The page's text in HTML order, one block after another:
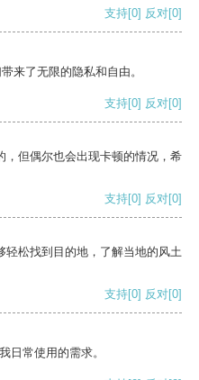
支持[0] 反对[0]
来了无限的隐私和自由。
支持[0] 反对[0]
，但偶尔也会出现卡顿的情况，希
支持[0] 反对[0]
轻松找到目的地，了解当地的风土
支持[0] 反对[0]
日常使用的需求。